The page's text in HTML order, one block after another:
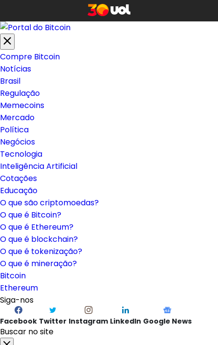
Compre Bitcoin
Notícias
Brasil
Regulação
Memecoins
Mercado
Política
Negócios
Tecnologia
Inteligência Artificial
Cotações
Educação
O que são criptomoedas?
O que é Bitcoin?
O que é Ethereum?
O que é blockchain?
O que é tokenização?
O que é mineração?
Bitcoin
Ethereum
Siga-nos
Facebook Twitter Instagram LinkedIn Google News
Buscar no site